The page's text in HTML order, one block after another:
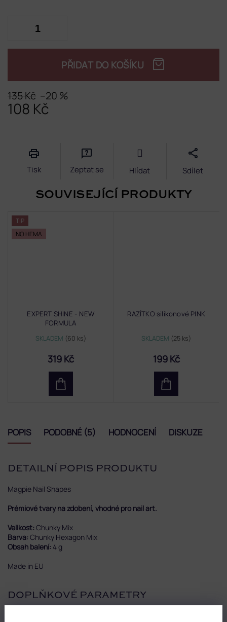
135 Kč –20 %
108 Kč
PŘIDAT DO KOŠÍKU
Tisk Zeptat se Hlídat Sdílet
SOUVISEJÍCÍ PRODUKTY
TIP
NO HEMA
EXPERT SHINE - NEW
FORMULA
SKLADEM (60 ks)
319 Kč
RAZÍTKO silikonové PINK
SKLADEM (25 ks)
199 Kč
POPIS PODOBNÉ (5) HODNOCENÍ DISKUZE
DETAILNÍ POPIS PRODUKTU
Magpie Nail Shapes
Prémiové tvary na zdobení, vhodné pro nail art.
Velikost: Chunky Mix
Barva: Chunky Hexagon Mix
Obsah balení: 4 g
Made in EU
DOPLŇKOVÉ PARAMETRY